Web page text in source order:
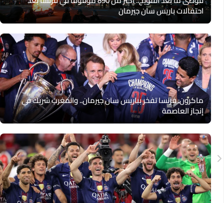
احتفالات باريس سان جيرمان
ماكرون: فرنسا تفخر بباريس سان جيرمان.. والمغرب شريك في
إنجاز العاصمة